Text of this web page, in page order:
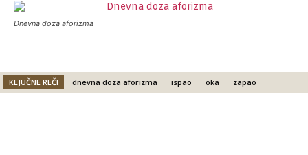
Dnevna doza aforizma
KLJUČNE REČI dnevna doza aforizma ispao oka zapao